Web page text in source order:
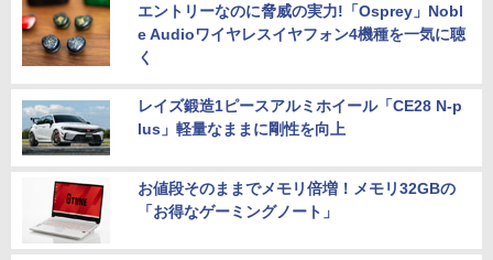
エントリーなのに脅威の実力!「Osprey」Nobl
e Audioワイヤレスイヤフォン4機種を一気に聴
く
レイズ鍛造1ピースアルミホイール「CE28 N-p
lus」軽量なままに剛性を向上
お値段そのままでメモリ倍増！メモリ32GBの
「お得なゲーミングノート」